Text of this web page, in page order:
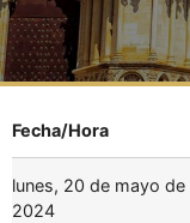
Fecha/Hora
lunes, 20 de mayo de
2024